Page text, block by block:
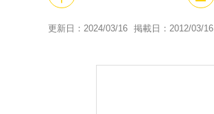
更新日：2024/03/16 掲載日：2012/03/16